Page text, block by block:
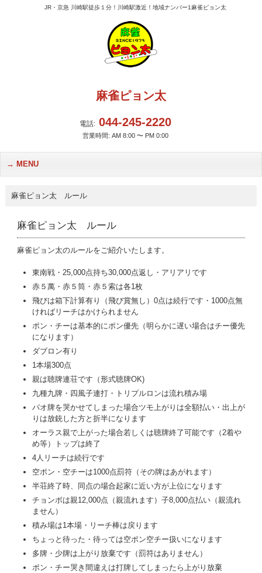
JR・京急 川崎駅徒歩１分！川崎駅激近！地域ナンバー1麻雀ピョン太
麻雀ピョン太
電話:044-245-2220
営業時間: AM 8:00 〜 PM 0:00
MENU
麻雀ピョン太 ルール
麻雀ピョン太 ルール
麻雀ピョン太のルールをご紹介いたします。
東南戦・25,000点持ち30,000点返し・アリアリです
赤５萬・赤５筒・赤５索は各1枚
飛びは箱下計算有り（飛び賞無し）0点は続行です・1000点無
ければリーチはかけられません
ポン・チーは基本的にポン優先（明らかに遅い場合はチー優先
になります）
ダブロン有り
1本場300点
親は聴牌連荘です（形式聴牌OK)
九種九牌・四風子連打・トリプルロンは流れ積み場
パオ牌を哭かせてしまった場合ツモ上がりは全額払い・出上が
りは放銃した方と折半になります
オーラス親で上がった場合若しくは聴牌終了可能です（2着や
め等）トップは終了
4人リーチは続行です
空ポン・空チーは1000点罰符（その牌はあがれます）
半荘終了時、同点の場合起家に近い方が上位になります
チョンボは親12,000点（親流れます）子8,000点払い（親流れ
ません）
積み場は1本場・リーチ棒は戻ります
ちょっと待った・待っては空ポン空チー扱いになります
多牌・少牌は上がり放棄です（罰符はありません）
ポン・チー哭き間違えは打牌してしまったら上がり放棄